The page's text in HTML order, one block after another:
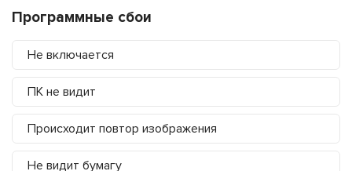
Программные сбои
Не включается
ПК не видит
Происходит повтор изображения
Не видит бумагу